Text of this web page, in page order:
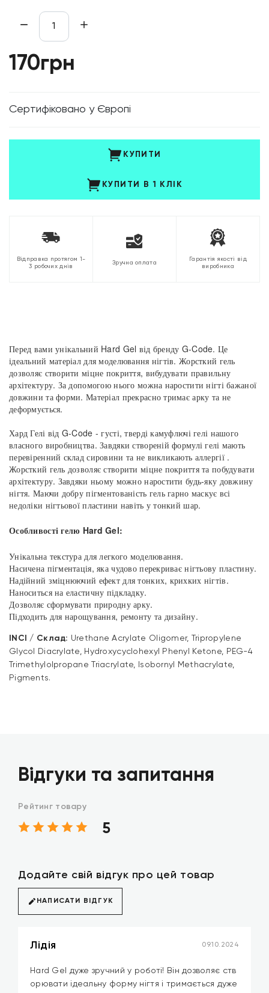
170грн
Cертифіковано у Європі
КУПИТИ
КУПИТИ В 1 КЛІК
Відправка протягом 1-
3 робочих днів
Зручна оплата
Гарантія якості від
виробника
Перед вами унікальний Hard Gel від бренду G-Code. Це
ідеальний матеріал для моделювання нігтів. Жорсткий гель
дозволяє створити міцне покриття, вибудувати правильну
архітектуру. За допомогою нього можна наростити нігті бажаної
довжини та форми. Матеріал прекрасно тримає арку та не
деформується.
Хард Гелі від G-Code - густі, тверді камуфлючі гелі нашого
власного виробництва. Завдяки створеній формулі гелі мають
перевіренний склад сировини та не викликають аллергії .
Жорсткий гель дозволяє створити міцне покриття та побудувати
архітектуру. Завдяки ньому можно наростити будь-яку довжину
нігтя. Маючи добру пігментованість гель гарно маскує всі
недоліки нігтьової пластини навіть у тонкий шар.
Особливості гелю Hard Gel:
Унікальна текстура для легкого моделювання.
Насичена пігментація, яка чудово перекриває нігтьову пластину.
Надійний зміцнюючий ефект для тонких, крихких нігтів.
Наноситься на еластичну підкладку.
Дозволяє сформувати природну арку.
Підходить для нарощування, ремонту та дизайну.
INCI / Склад: Urethane Acrylate Oligomer, Tripropylene
Glycol Diacrylate, Hydroxycyclohexyl Phenyl Ketone, PEG-4
Trimethylolpropane Triacrylate, Isobornyl Methacrylate,
Pigments.
Відгуки та запитання
Рейтинг товару
5
Додайте свій відгук про цей товар
НАПИСАТИ ВІДГУК
Лідія 09.10.2024
Hard Gel дуже зручний у роботі! Він дозволяє ств
орювати ідеальну форму нігтя і тримається дуже